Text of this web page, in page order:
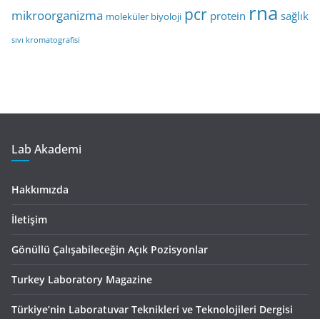
mikroorganizma moleküler biyoloji pcr protein rna sağlık
sıvı kromatografisi
Lab Akademi
Hakkımızda
İletişim
Gönüllü Çalışabileceğin Açık Pozisyonlar
Turkey Laboratory Magazine
Türkiye’nin Laboratuvar Teknikleri ve Teknolojileri Dergisi